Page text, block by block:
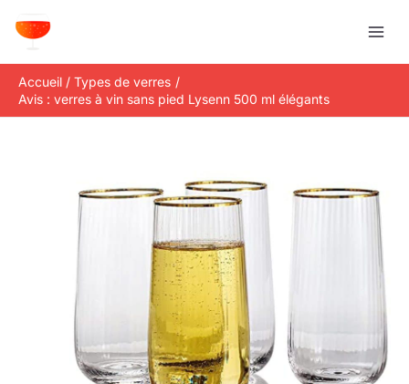
Accueil
Types de verres
Avis : verres à vin sans pied Lysenn 500 ml élégants
e
c
h
e